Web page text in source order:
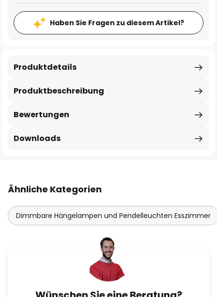
Haben Sie Fragen zu diesem Artikel?
Produktbeschreibung
Produktdetails
Bewertungen
Downloads
Ähnliche Kategorien
Dimmbare Hängelampen und Pendelleuchten Esszimmer